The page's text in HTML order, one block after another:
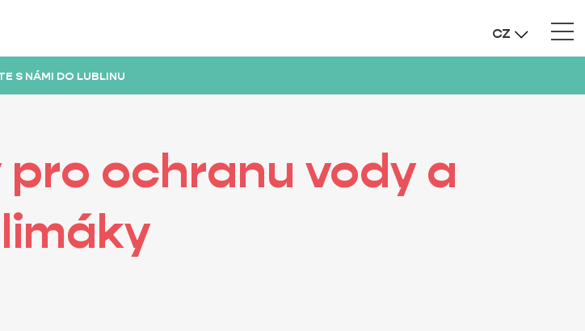
CZ
S NÁMI DO LUBLINU
ochranu vody a